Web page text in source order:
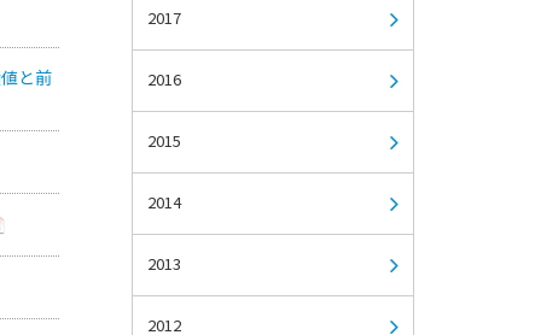
と前
2017
2016
2015
2014
2013
2012